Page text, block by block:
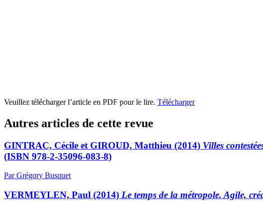
Veuillez télécharger l’article en PDF pour le lire. Télécharger
Autres articles de cette revue
GINTRAC, Cécile et GIROUD, Matthieu (2014) Villes
(ISBN 978-2-35096-083-8)
Par Grégory Busquet
VERMEYLEN, Paul (2014) Le temps de la métropole. Agile,